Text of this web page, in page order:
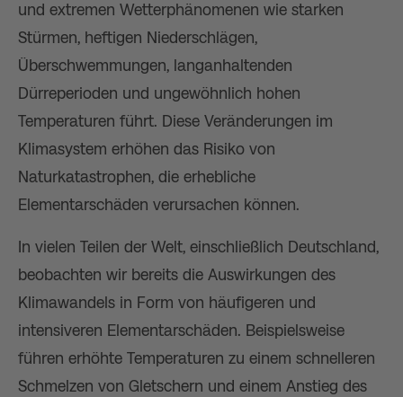
und extremen Wetterphänomenen wie starken
Stürmen, heftigen Niederschlägen,
Überschwemmungen, langanhaltenden
Dürreperioden und ungewöhnlich hohen
Temperaturen führt. Diese Veränderungen im
Klimasystem erhöhen das Risiko von
Naturkatastrophen, die erhebliche
Elementarschäden verursachen können.
In vielen Teilen der Welt, einschließlich Deutschland,
beobachten wir bereits die Auswirkungen des
Klimawandels in Form von häufigeren und
intensiveren Elementarschäden. Beispielsweise
führen erhöhte Temperaturen zu einem schnelleren
Schmelzen von Gletschern und einem Anstieg des